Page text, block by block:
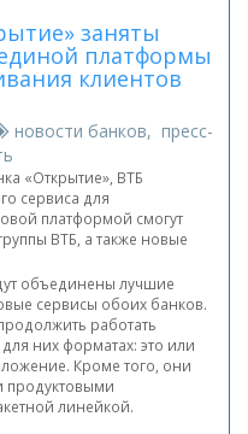
заняты
платформы
клиентов
новости банков, пресс-
«Открытие», ВТБ
сервиса для
платформой смогут
ВТБ, а также новые
объединены лучшие
сервисы обоих банков.
работать
них форматах: это или
Кроме того, они
продуктовыми
линейкой.